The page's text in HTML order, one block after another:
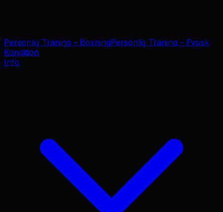
Personlig Träning – BoxningPersonlig Träning – Fysisk
Kondition
Info